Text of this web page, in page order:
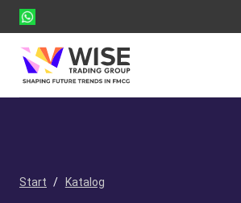
Start / Katalog